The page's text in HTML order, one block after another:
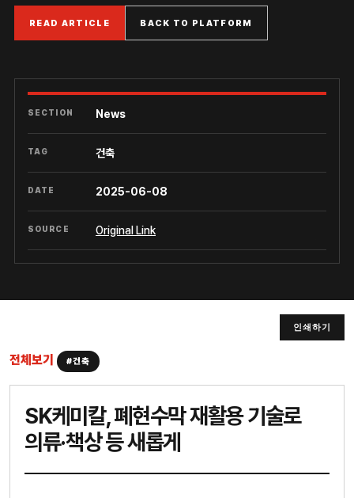
READ ARTICLE BACK TO PLATFORM
SECTION News
TAG 건축
DATE 2025-06-08
SOURCE Original Link
인쇄하기
전체보기 #건축
SK케미칼, 폐현수막 재활용 기술로
의류·책상 등 새롭게